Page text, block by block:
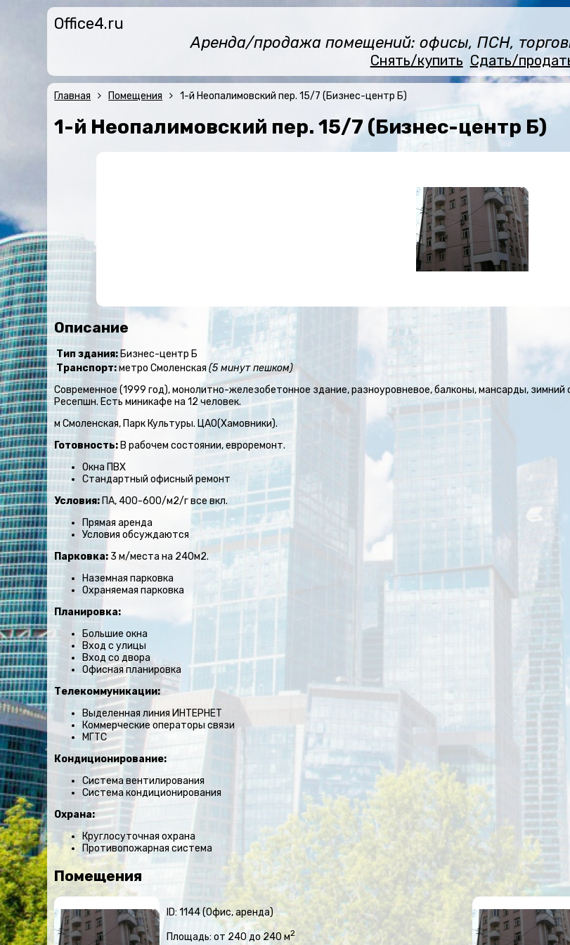
Office4.ru
Аренда/продажа помещений: офисы, ПСН,
Снять/купить Сдать/
Главная Помещения 1-й Неопалимовский пер. 15/7 (Бизнес-центр Б)
1-й Неопалимовский пер. 15/7 (Бизнес-центр Б)
Описание
Тип здания: Бизнес-центр Б
Транспорт:метро Смоленская(5 минут пешком)
Современное (1999 год), монолитно-железобетонное здание, разноуровневое, балконы, мансарды,
Ресепшн. Есть миникафе на 12 человек.
м Смоленская, Парк Культуры. ЦАО(Хамовники).
Готовность: В рабочем состоянии, евроремонт.
Окна ПВХ
Стандартный офисный ремонт
Условия: ПА, 400-600/м2/г все вкл.
Прямая аренда
Условия обсуждаются
Парковка: 3 м/места на 240м2.
Наземная парковка
Охраняемая парковка
Планировка:
Большие окна
Вход с улицы
Вход со двора
Офисная планировка
Телекоммуникации:
Выделенная линия ИНТЕРНЕТ
Коммерческие операторы связи
МГТС
Кондиционирование:
Система вентилирования
Система кондиционирования
Охрана:
Круглосуточная охрана
Противопожарная система
Помещения
ID: 1144 (Офис, аренда)
Площадь: от 240 до 240 м2